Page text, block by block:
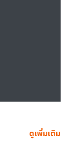
ดูเพิ่มเติม